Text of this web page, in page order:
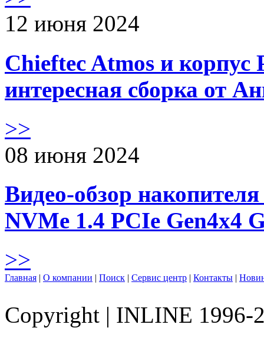
12 июня 2024
Chieftec Atmos и корпус
интересная сборка от
>>
08 июня 2024
Видео-обзор
NVMe 1.4 PCIe Gen4х4
>>
Главная | О компании | Поиск | Сервис центр | Контакты |
Copyright | INLINE 1996-